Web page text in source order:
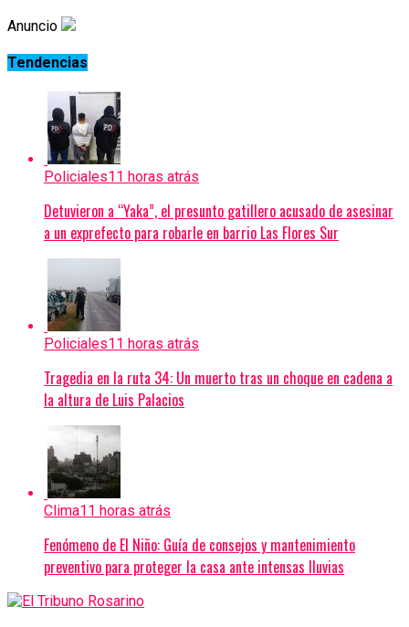
Anuncio
Tendencias
Policiales11 horas atrás
Detuvieron a “Yaka”, el presunto gatillero acusado de asesinar
a un exprefecto para robarle en barrio Las Flores Sur
Policiales11 horas atrás
Tragedia en la ruta 34: Un muerto tras un choque en cadena a
la altura de Luis Palacios
Clima11 horas atrás
Fenómeno de El Niño: Guía de consejos y mantenimiento
preventivo para proteger la casa ante intensas lluvias